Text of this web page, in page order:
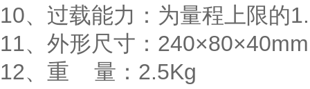
10、过载能力：为量程上限的
11、外形尺寸：
12、重 量：2.5Kg